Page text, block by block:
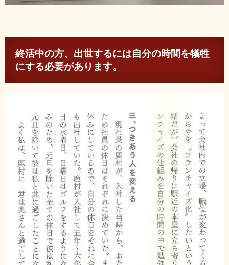
終活中の方、出世するには自分の時間を犠牲
にする必要があります。